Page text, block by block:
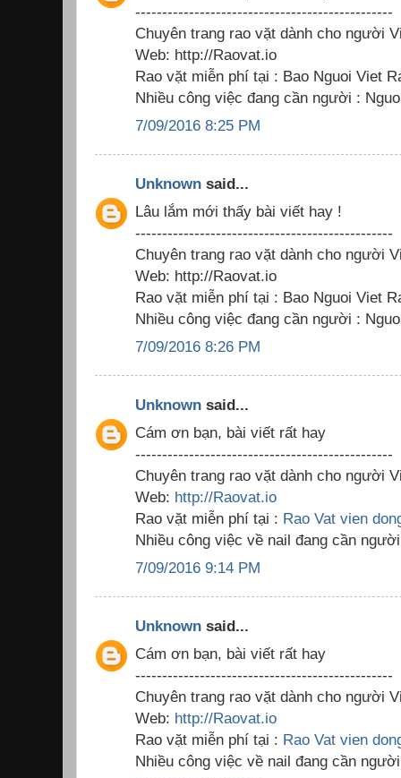
------------------------------------------------
Chuyên trang rao vặt dành cho người
Web: http://Raovat.io
Rao vặt miễn phí tại : Bao Nguoi Viet
Nhiều công việc đang cần người :
7/09/2016 8:25 PM
Unknown said...
Lâu lắm mới thấy bài viết hay !
------------------------------------------------
Chuyên trang rao vặt dành cho người
Web: http://Raovat.io
Rao vặt miễn phí tại : Bao Nguoi Viet
Nhiều công việc đang cần người :
7/09/2016 8:26 PM
Unknown said...
Cám ơn bạn, bài viết rất hay
------------------------------------------------
Chuyên trang rao vặt dành cho người
Web: http://Raovat.io
Rao vặt miễn phí tại : Rao Vat vien
Nhiều công việc về nail đang cần
7/09/2016 9:14 PM
Unknown said...
Cám ơn bạn, bài viết rất hay
------------------------------------------------
Chuyên trang rao vặt dành cho người
Web: http://Raovat.io
Rao vặt miễn phí tại : Rao Vat vien
Nhiều công việc về nail đang cần